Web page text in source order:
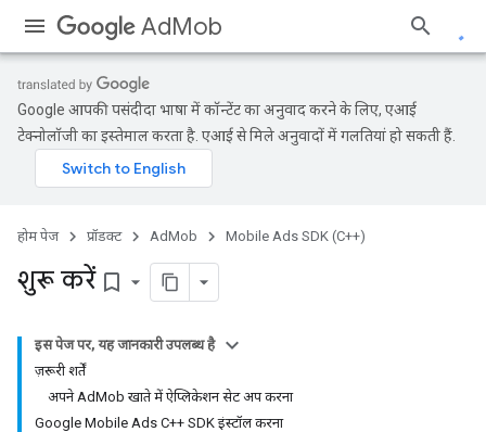
AdMob
Google आपकी पसंदीदा भाषा में कॉन्टेंट का अनुवाद करने के लिए, एआई
टेक्नोलॉजी का इस्तेमाल करता है. एआई से मिले अनुवादों में गलतियां हो सकती हैं.
होम पेज प्रॉडक्ट AdMob Mobile Ads SDK (C++)
शुरू करें bookmark_border
इस पेज पर, यह जानकारी उपलब्ध है
ज़रूरी शर्तें
अपने AdMob खाते में ऐप्लिकेशन सेट अप करना
Google Mobile Ads C++ SDK इंस्टॉल करना